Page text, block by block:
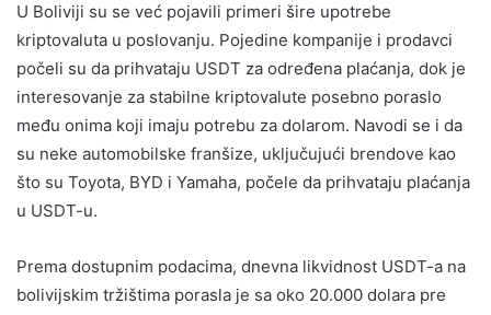
U Boliviji su se već pojavili primeri šire upotrebe
kriptovaluta u poslovanju. Pojedine kompanije i prodavci
počeli su da prihvataju USDT za određena plaćanja, dok je
interesovanje za stabilne kriptovalute posebno poraslo
među onima koji imaju potrebu za dolarom. Navodi se i da
su neke automobilske franšize, uključujući brendove kao
što su Toyota, BYD i Yamaha, počele da prihvataju plaćanja
u USDT-u.
Prema dostupnim podacima, dnevna likvidnost USDT-a na
bolivijskim tržištima porasla je sa oko 20.000 dolara pre